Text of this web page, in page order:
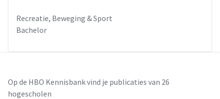
Recreatie, Beweging & Sport
Bachelor
Op de HBO Kennisbank vind je publicaties van 26
hogescholen